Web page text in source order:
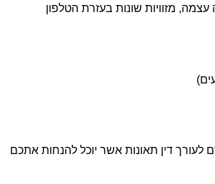
מזוויות שונות בעזרת הטלפון
דין תאונות אשר יוכל להנחות אתכם